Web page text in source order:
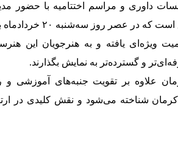
داوری و مراسم اختتامیه با حضور
۲۰ خردادماه برگزار خواهد شد.
ویژه‌ای یافته و به هنرجویان این
و گسترده‌تر به نمایش بگذارند.
علاوه بر تقویت جنبه‌های آموزشی و
کرمان شناخته می‌شود و نقش کلیدی در